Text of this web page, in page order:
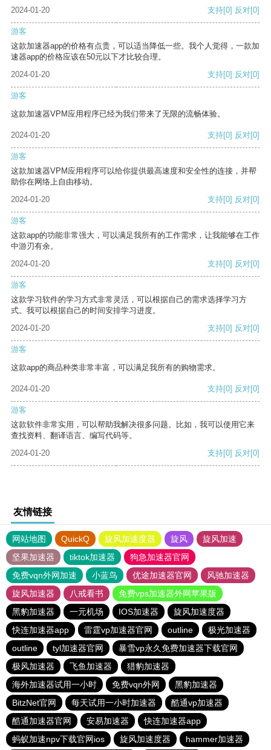
2024-01-20
支持[0] 反对[0]
游客
这款加速器app的价格有点贵，可以适当降低一些。我个人觉得，一款加
速器app的价格应该在50元以下才比较合理。
2024-01-20
支持[0] 反对[0]
游客
这款加速器VPM应用程序已经为我们带来了无限的流畅体验。
2024-01-20 支持[0] 反对[0]
游客
这款加速器VPM应用程序可以给你提供最高速度和安全性的连接，并帮
助你在网络上自由移动。
2024-01-20
支持[0] 反对[0]
游客
这款app的功能非常强大，可以满足我所有的工作需求，让我能够在工作
中游刃有余。
2024-01-20
支持[0] 反对[0]
游客
这款学习软件的学习方式非常灵活，可以根据自己的需求选择学习方
式。我可以根据自己的时间安排学习进度。
2024-01-20
支持[0] 反对[0]
游客
这款app的商品种类非常丰富，可以满足我所有的购物需求。
2024-01-20 支持[0] 反对[0]
游客
这款软件非常实用，可以帮助我解决很多问题。比如，我可以使用它来
查找资料、翻译语言、编写代码等。
2024-01-20
支持[0] 反对[0]
友情链接
网站地图 QuickQ 旋风加速度器 旋风
旋风加速
坚果加速器
tiktok加速器
狗急加速器官网
免费vqn外网加速
小蓝鸟 优途加速器官网
风驰加速器
旋风加速器
八戒看书
免费vps加速器外网苹果版
黑豹加速器
一元机场 IOS加速器
旋风加速度器
快连加速器app
雷霆vp加速器官网 outline
极光加速器
outline
tyl加速器官网
暴雪vp永久免费加速器下载官网
极风加速器
飞鱼加速器
猎豹加速器
海外加速器试用一小时
免费vqn外网
黑豹加速器
BitzNet官网
每天试用一小时加速器
酷通vp加速器
酷通加速器官网
安易加速器
快连加速器app
蚂蚁加速npv下载官网ios
旋风加速度器 hammer加速器